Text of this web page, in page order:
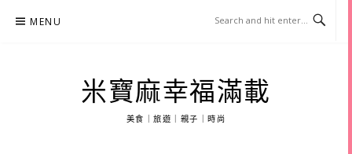
MENU
米寶麻幸福滿載
美食｜旅遊｜親子｜時尚